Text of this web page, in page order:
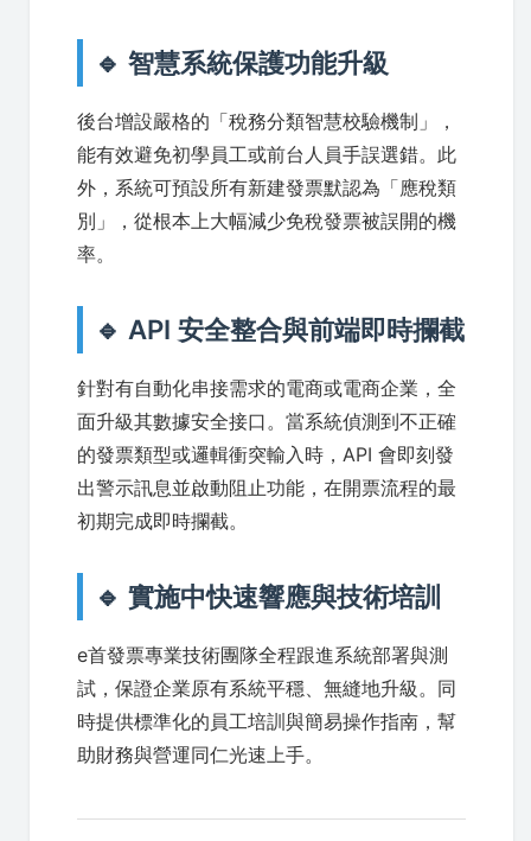
🔹 智慧系統保護功能升級
後台增設嚴格的「稅務分類智慧校驗機制」，
能有效避免初學員工或前台人員手誤選錯。此
外，系統可預設所有新建發票默認為「應稅類
別」，從根本上大幅減少免稅發票被誤開的機
率。
🔹 API 安全整合與前端即時攔截
針對有自動化串接需求的電商或電商企業，全
面升級其數據安全接口。當系統偵測到不正確
的發票類型或邏輯衝突輸入時，API 會即刻發
出警示訊息並啟動阻止功能，在開票流程的最
初期完成即時攔截。
🔹 實施中快速響應與技術培訓
e首發票專業技術團隊全程跟進系統部署與測
試，保證企業原有系統平穩、無縫地升級。同
時提供標準化的員工培訓與簡易操作指南，幫
助財務與營運同仁光速上手。